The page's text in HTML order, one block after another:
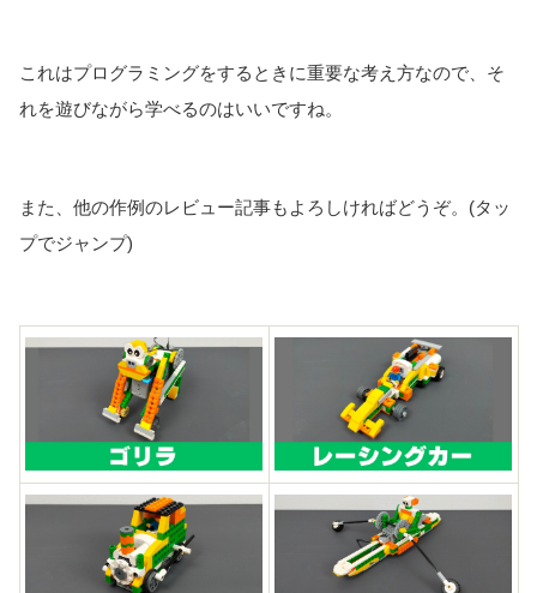
これはプログラミングをするときに重要な考え方なので、そ
れを遊びながら学べるのはいいですね。
また、他の作例のレビュー記事もよろしければどうぞ。(タッ
プでジャンプ)